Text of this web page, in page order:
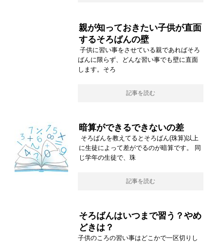
親が知っておきたい子供が直面
するそろばんの壁
子供に習い事をさせている親であればそろ
ばんに限らず、どんな習い事でも壁に直面
します。そろ
記事を読む
暗算ができるできないの差
そろばんを教えてるとそろばん(珠算)以上
に生徒によって差がでるのが暗算です。 同
じ学年の生徒で、珠
記事を読む
そろばんはいつまで習う？やめ
どきは？
子供のころの習い事はどこかで一区切りし